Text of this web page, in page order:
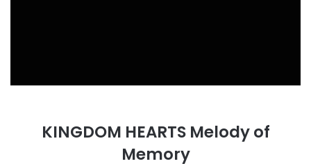
KINGDOM HEARTS Melody of
Memory